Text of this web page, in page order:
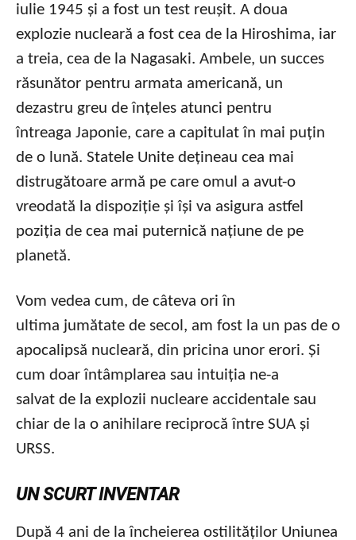
iulie 1945 și a fost un test reușit. A doua
explozie nucleară a fost cea de la Hiroshima, iar
a treia, cea de la Nagasaki. Ambele, un succes
răsunător pentru armata americană, un
dezastru greu de înțeles atunci pentru
întreaga Japonie, care a capitulat în mai puțin
de o lună. Statele Unite dețineau cea mai
distrugătoare armă pe care omul a avut-o
vreodată la dispoziție și își va asigura astfel
poziția de cea mai puternică națiune de pe
planetă.
Vom vedea cum, de câteva ori în
ultima jumătate de secol, am fost la un pas de o
apocalipsă nucleară, din pricina unor erori. Și
cum doar întâmplarea sau intuiția ne-a
salvat de la explozii nucleare accidentale sau
chiar de la o anihilare reciprocă între SUA și
URSS.
UN SCURT INVENTAR
După 4 ani de la încheierea ostilităților Uniunea